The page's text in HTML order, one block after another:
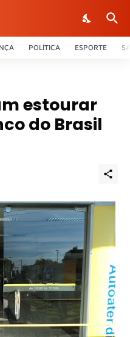
POLÍTICA ESPORTE
estourar
do Brasil